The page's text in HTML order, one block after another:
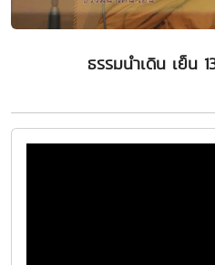
ธรรมนำเดิน เย็น